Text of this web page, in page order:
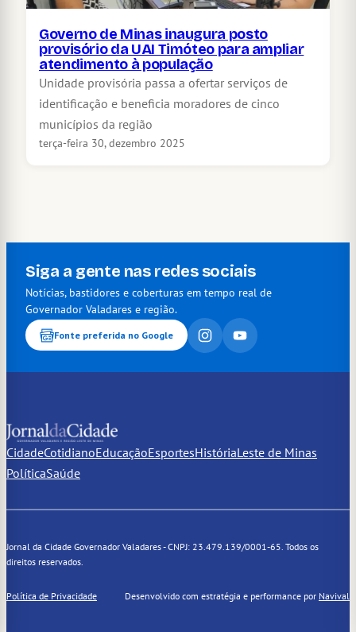
Governo de Minas inaugura posto
provisório da UAI Timóteo para ampliar
atendimento à população
Unidade provisória passa a ofertar serviços de
identificação e beneficia moradores de cinco
municípios da região
terça-feira 30, dezembro 2025
Siga a gente nas redes sociais
Notícias, bastidores e coberturas em tempo real de
Governador Valadares e região.
Fonte preferida no Google
CidadeCotidianoEducaçãoEsportesHistóriaLeste de Minas
PolíticaSaúde
Jornal da Cidade Governador Valadares - CNPJ: 23.479.139/0001-65. Todos os
direitos reservados.
Política de Privacidade Desenvolvido com estratégia e performance por Navival